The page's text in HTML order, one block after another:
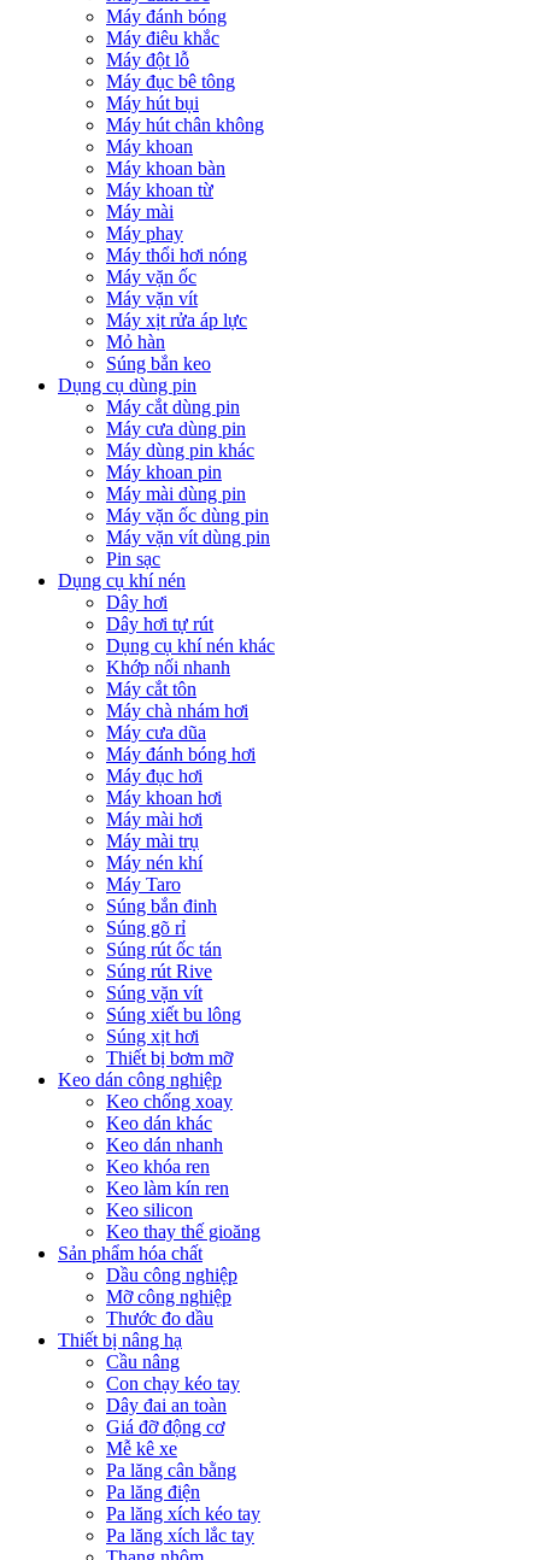
Máy đánh bóng
Máy điêu khắc
Máy đột lỗ
Máy đục bê tông
Máy hút bụi
Máy hút chân không
Máy khoan
Máy khoan bàn
Máy khoan từ
Máy mài
Máy phay
Máy thổi hơi nóng
Máy vặn ốc
Máy vặn vít
Máy xịt rửa áp lực
Mỏ hàn
Súng bắn keo
Dụng cụ dùng pin
Máy cắt dùng pin
Máy cưa dùng pin
Máy dùng pin khác
Máy khoan pin
Máy mài dùng pin
Máy vặn ốc dùng pin
Máy vặn vít dùng pin
Pin sạc
Dụng cụ khí nén
Dây hơi
Dây hơi tự rút
Dụng cụ khí nén khác
Khớp nối nhanh
Máy cắt tôn
Máy chà nhám hơi
Máy cưa dũa
Máy đánh bóng hơi
Máy đục hơi
Máy khoan hơi
Máy mài hơi
Máy mài trụ
Máy nén khí
Máy Taro
Súng bắn đinh
Súng gõ rỉ
Súng rút ốc tán
Súng rút Rive
Súng vặn vít
Súng xiết bu lông
Súng xịt hơi
Thiết bị bơm mỡ
Keo dán công nghiệp
Keo chống xoay
Keo dán khác
Keo dán nhanh
Keo khóa ren
Keo làm kín ren
Keo silicon
Keo thay thế gioăng
Sản phẩm hóa chất
Dầu công nghiệp
Mỡ công nghiệp
Thước đo dầu
Thiết bị nâng hạ
Cầu nâng
Con chạy kéo tay
Dây đai an toàn
Giá đỡ động cơ
Mễ kê xe
Pa lăng cân bằng
Pa lăng điện
Pa lăng xích kéo tay
Pa lăng xích lắc tay